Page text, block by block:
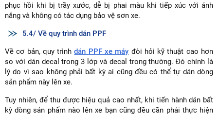
phục hồi khi bị trầy xước, dễ bị phai màu khi tiếp xúc với ánh
nắng và không có tác dụng bảo vệ sơn xe.
5.4/ Về quy trình dán PPF
Về cơ bản, quy trìnhdán PPF xe máy đòi hỏi kỹ thuật cao hơn
so với dán decal trong 3 lớp và decal trong thường. Đó chính là
lý do vì sao không phải bất kỳ ai cũng đều có thể tự dán dòng
sản phẩm này lên xe.
Tuy nhiên, để thu được hiệu quả cao nhất, khi tiến hành dán bất
kỳ dòng sản phẩm nào lên xe bạn cũng đều cần phải thực hiện